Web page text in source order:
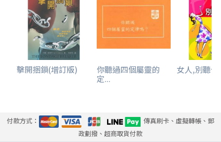
擊開捆鎖(增訂版) 你聽過四個屬靈的
定...
女人,別聽
付款方式：
傳真刷卡、虛擬轉帳、郵
政劃撥、超商取貨付款